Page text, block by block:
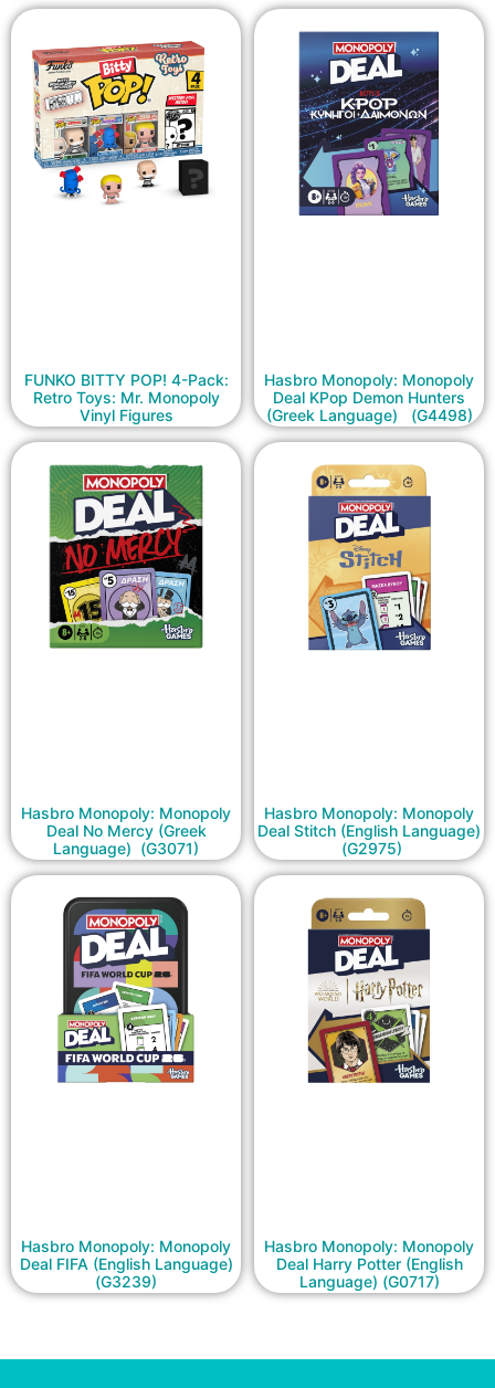
FUNKO BITTY POP! 4-Pack:
Retro Toys: Mr. Monopoly
Vinyl Figures
Hasbro Monopoly: Monopoly
Deal KPop Demon Hunters
(Greek Language) (G4498)
Hasbro Monopoly: Monopoly
Deal No Mercy (Greek
Language) (G3071)
Hasbro Monopoly: Monopoly
Deal Stitch (English Language)
(G2975)
Hasbro Monopoly: Monopoly
Deal FIFA (English Language)
(G3239)
Hasbro Monopoly: Monopoly
Deal Harry Potter (English
Language) (G0717)